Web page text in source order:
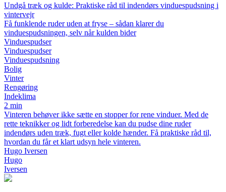
Undgå træk og kulde: Praktiske råd til indendørs vinduespudsning i
vintervejr
Få funklende ruder uden at fryse – sådan klarer du
vinduespudsningen, selv når kulden bider
Vinduespudser
Vinduespudser
Vinduespudsning
Bolig
Vinter
Rengøring
Indeklima
2 min
Vinteren behøver ikke sætte en stopper for rene vinduer. Med de
rette teknikker og lidt forberedelse kan du pudse dine ruder
indendørs uden træk, fugt eller kolde hænder. Få praktiske råd til,
hvordan du får et klart udsyn hele vinteren.
Hugo Iversen
Hugo
Iversen